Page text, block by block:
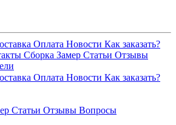
Оплата Новости Как заказать?
Сборка Замер Статьи Отзывы
Оплата Новости Как заказать?
Статьи Отзывы Вопросы